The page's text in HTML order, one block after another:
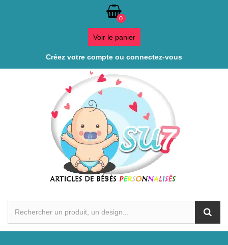
0
Voir le panier
Créez votre compte ou connectez-vous